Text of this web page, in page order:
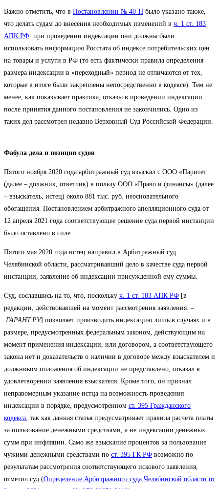
Важно отметить, что в Постановлении № 40-П было указано также,
что делать судам до внесения необходимых изменений в ч. 1 ст. 183
АПК РФ: при проведении индексации они должны были
использовать информацию Росстата об индексе потребительских цен
на товары и услуги в РФ (то есть фактически правила определения
размера индексации в «переходный» период не отличаются от тех,
которые в итоге были закреплены непосредственно в кодексе). Тем не
менее, как показывает практика, отказы в проведении индексации
после принятия данного постановления не закончились. Одно из
таких дел рассмотрел недавно Верховный Суд Российской Федерации.
Фабула дела и позиции судов
Пятого ноября 2020 года арбитражный суд взыскал с ООО «Паритет
(далее – должник, ответчик) в пользу ООО «Право и финансы» (далее
– взыскатель, истец) около 881 тыс. руб. неосновательного
обогащения. Постановлением арбитражного апелляционного суда от
12 апреля 2021 года соответствующее решение суда первой инстанции
было оставлено в силе.
Пятого мая 2020 года истец направил в Арбитражный суд
Челябинской области, рассматривавший дело в качестве суда первой
инстанции, заявление об индексации присужденной ему суммы.
Суд, сославшись на то, что, поскольку ч. 1 ст. 183 АПК РФ [в
редакции, действовавшей на момент рассмотрения заявления. –
ГАРАНТ.РУ] позволяет производить индексацию лишь в случаях и в
размере, предусмотренных федеральным законом, действующим на
момент применения индексации, или договором, а соответствующего
закона нет и доказательств о наличии в договоре между взыскателем и
должником положения об индексации не представлено, отказал в
удовлетворении заявления взыскателя. Кроме того, он признал
неправомерным указание истца на возможность проведения
индексации в порядке, предусмотренном ст. 395 Гражданского
кодекса , так как данная статья предусматривает правила расчета платы
за пользование денежными средствами, а не индексации денежных
сумм при инфляции. Само же взыскание процентов за пользование
чужими денежными средствами по ст. 395 ГК РФ возможно по
результатам рассмотрения соответствующего искового заявления,
отметил суд (Определение Арбитражного суда Челябинской области от